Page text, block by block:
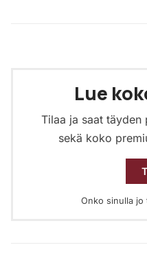
Lue
Tilaa ja saat täyden
sekä koko
Onko sinulla jo